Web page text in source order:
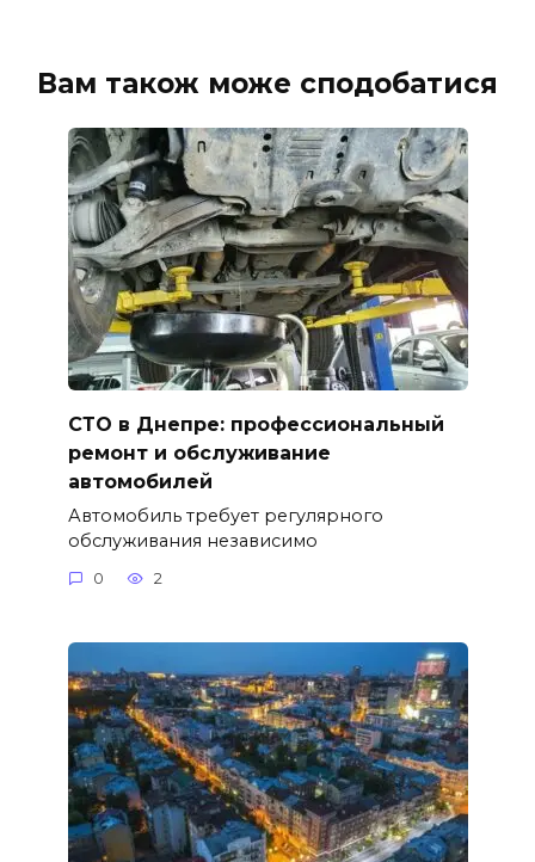
Вам також може сподобатися
СТО в Днепре: профессиональный
ремонт и обслуживание
автомобилей
Автомобиль требует регулярного
обслуживания независимо
0 2